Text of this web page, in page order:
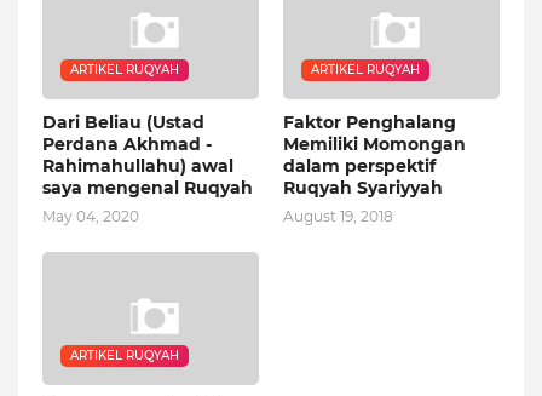
ARTIKEL RUQYAH
Dari Beliau (Ustad
Perdana Akhmad -
Rahimahullahu) awal
saya mengenal Ruqyah
May 04, 2020
ARTIKEL RUQYAH
Faktor Penghalang
Memiliki Momongan
dalam perspektif
Ruqyah Syariyyah
August 19, 2018
ARTIKEL RUQYAH